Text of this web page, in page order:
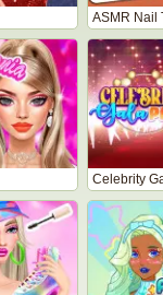
ASMR Nail
Celebrity